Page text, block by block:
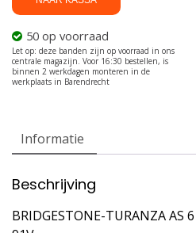
50 op voorraad
Informatie
Beschrijving
BRIDGESTONE-TURANZA AS